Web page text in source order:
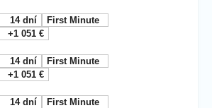
14 dní
First Minute
+1 051 €
14 dní
First Minute
+1 051 €
14 dní
First Minute